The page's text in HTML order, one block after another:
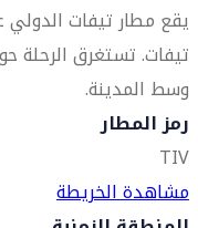
وسط المدينة.
رمز المطار
TIV
مشاهدة الخريطة